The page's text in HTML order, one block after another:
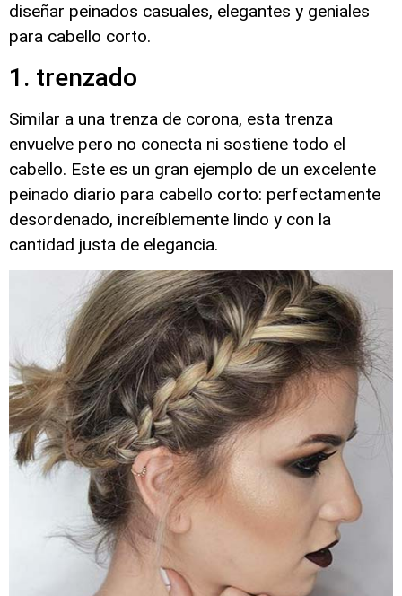
diseñar peinados casuales, elegantes y geniales
para cabello corto.
1. trenzado
Similar a una trenza de corona, esta trenza
envuelve pero no conecta ni sostiene todo el
cabello. Este es un gran ejemplo de un excelente
peinado diario para cabello corto: perfectamente
desordenado, increíblemente lindo y con la
cantidad justa de elegancia.